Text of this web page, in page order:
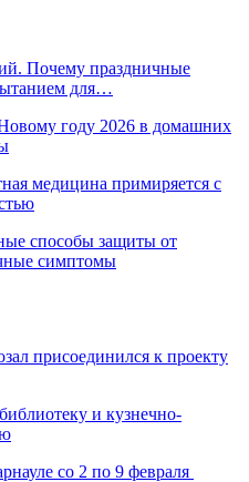
Почему праздничные
для…
году 2026 в домашних
медицина примиряется с
способы защиты от
симптомы
присоединился к проекту
и кузнечно-
со 2 по 9 февраля